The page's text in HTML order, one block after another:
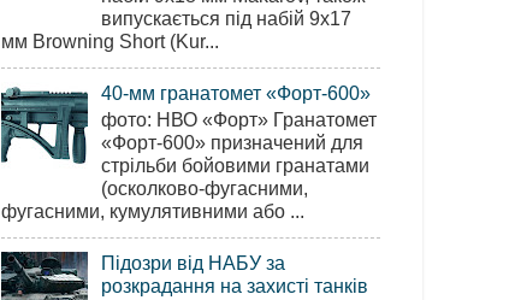
випускається під набій 9х17
мм Browning Short (Kur...
40-мм гранатомет «Форт-600»
фото: НВО «Форт» Гранатомет
«Форт-600» призначений для
стрільби бойовими гранатами
(осколково-фугасними,
фугасними, кумулятивними або ...
Підозри від НАБУ за
розкрадання на захисті танків